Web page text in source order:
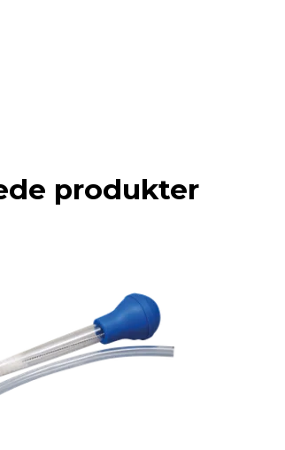
produkter